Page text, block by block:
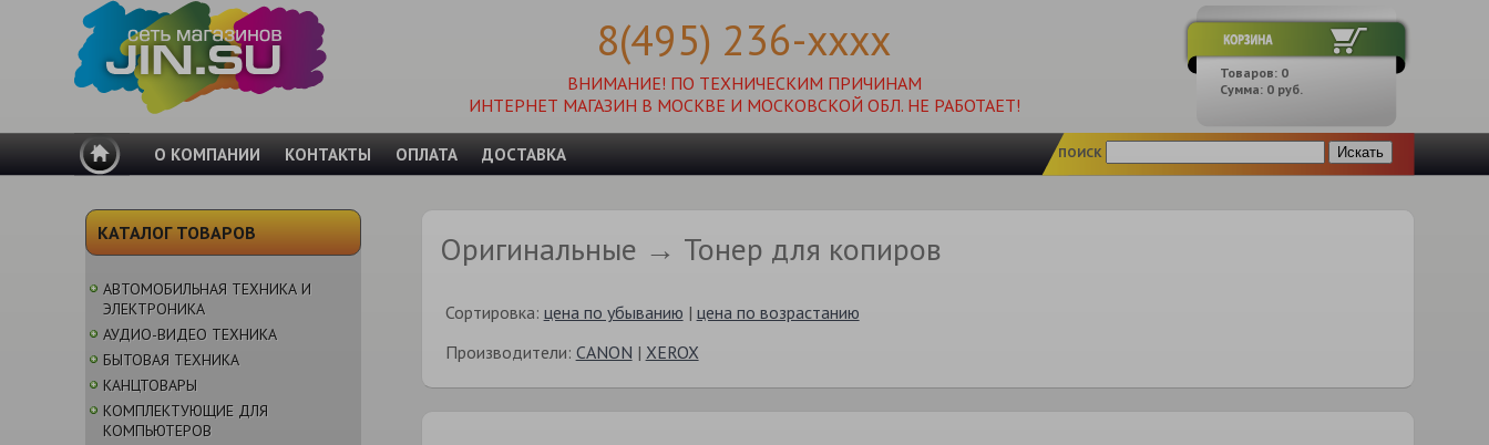
8(495) 236-xxxx
ВНИМАНИЕ! ПО ТЕХНИЧЕСКИМ ПРИЧИНАМ
ИНТЕРНЕТ МАГАЗИН В МОСКВЕ И МОСКОВСКОЙ ОБЛ. НЕ РАБОТАЕТ!
Товаров: 0
Сумма: 0руб.
О КОМПАНИИ КОНТАКТЫ ОПЛАТА ДОСТАВКА ПОИСК
КАТАЛОГ ТОВАРОВ
АВТОМОБИЛЬНАЯ ТЕХНИКА И
ЭЛЕКТРОНИКА
АУДИО-ВИДЕО ТЕХНИКА
БЫТОВАЯ ТЕХНИКА
КАНЦТОВАРЫ
КОМПЛЕКТУЮЩИЕ ДЛЯ
КОМПЬЮТЕРОВ
Оригинальные → Тонер для копиров
Сортировка: цена по убыванию | цена по возрастанию
Производители: CANON | XEROX